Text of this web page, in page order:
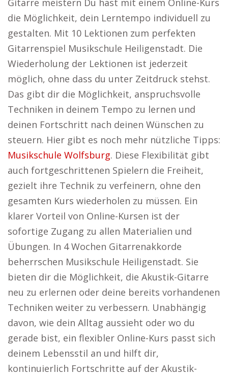
Gitarre meistern Du hast mit einem Online-Kurs
die Möglichkeit, dein Lerntempo individuell zu
gestalten. Mit 10 Lektionen zum perfekten
Gitarrenspiel Musikschule Heiligenstadt. Die
Wiederholung der Lektionen ist jederzeit
möglich, ohne dass du unter Zeitdruck stehst.
Das gibt dir die Möglichkeit, anspruchsvolle
Techniken in deinem Tempo zu lernen und
deinen Fortschritt nach deinen Wünschen zu
steuern. Hier gibt es noch mehr nützliche Tipps:
Musikschule Wolfsburg. Diese Flexibilität gibt
auch fortgeschrittenen Spielern die Freiheit,
gezielt ihre Technik zu verfeinern, ohne den
gesamten Kurs wiederholen zu müssen. Ein
klarer Vorteil von Online-Kursen ist der
sofortige Zugang zu allen Materialien und
Übungen. In 4 Wochen Gitarrenakkorde
beherrschen Musikschule Heiligenstadt. Sie
bieten dir die Möglichkeit, die Akustik-Gitarre
neu zu erlernen oder deine bereits vorhandenen
Techniken weiter zu verbessern. Unabhängig
davon, wie dein Alltag aussieht oder wo du
gerade bist, ein flexibler Online-Kurs passt sich
deinem Lebensstil an und hilft dir,
kontinuierlich Fortschritte auf der Akustik-